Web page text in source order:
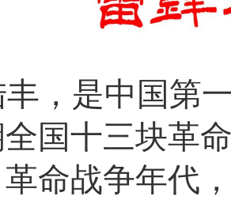
，是中国第
国十三块革
命战争年代